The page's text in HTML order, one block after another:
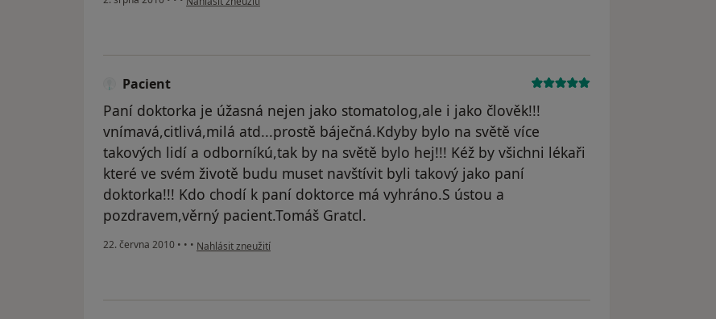
Pacient
Paní doktorka je úžasná nejen jako stomatolog,ale i jako člověk!!!
vnímavá,citlivá,milá atd...prostě báječná.Kdyby bylo na světě více
takových lidí a odborníkú,tak by na světě bylo hej!!! Kéž by všichni lékaři
které ve svém životě budu muset navštívit byli takový jako paní
doktorka!!! Kdo chodí k paní doktorce má vyhráno.S ústou a
pozdravem,věrný pacient.Tomáš Gratcl.
22. června 2010 • • • podle názoru uživatele Pacient
Nahlásit zneužití